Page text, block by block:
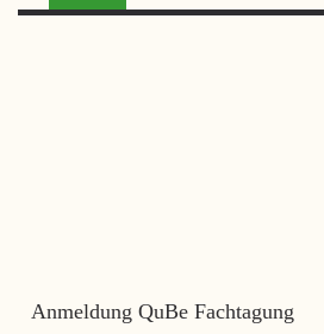
Anmeldung QuBe Fachtagung